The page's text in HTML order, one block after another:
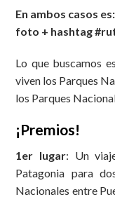
En ambos casos
foto + hashtag
Lo que buscamos
viven los Parques
los Parques
¡Premios!
1er lugar: Un
Patagonia para
Nacionales entre